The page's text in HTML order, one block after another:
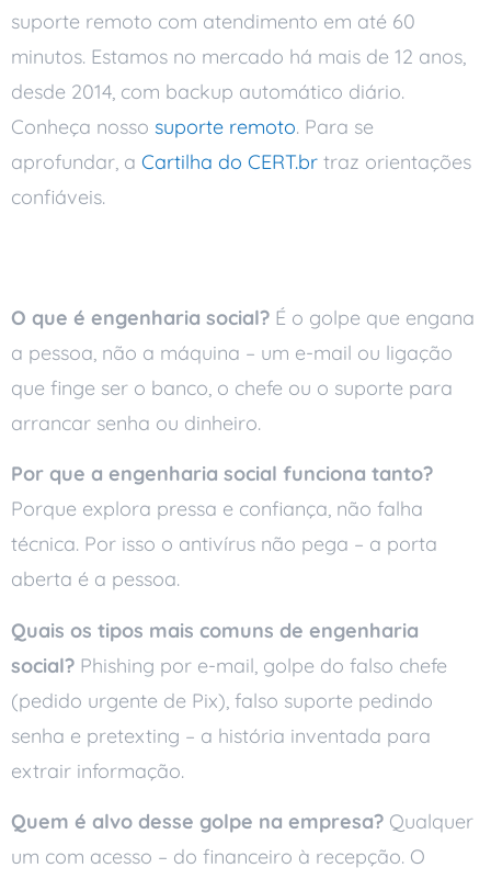
suporte remoto com atendimento em até 60
minutos. Estamos no mercado há mais de 12 anos,
desde 2014, com backup automático diário.
Conheça nosso suporte remoto. Para se
aprofundar, a Cartilha do CERT.br traz orientações
confiáveis.
O que é engenharia social? É o golpe que engana
a pessoa, não a máquina – um e-mail ou ligação
que finge ser o banco, o chefe ou o suporte para
arrancar senha ou dinheiro.
Por que a engenharia social funciona tanto?
Porque explora pressa e confiança, não falha
técnica. Por isso o antivírus não pega – a porta
aberta é a pessoa.
Quais os tipos mais comuns de engenharia
social? Phishing por e-mail, golpe do falso chefe
(pedido urgente de Pix), falso suporte pedindo
senha e pretexting – a história inventada para
extrair informação.
Quem é alvo desse golpe na empresa? Qualquer
um com acesso – do financeiro à recepção. O